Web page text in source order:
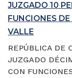
JUZGADO 10
FUNCIONES
VALLE
REPÚBLICA DE
JUZGADO
CON